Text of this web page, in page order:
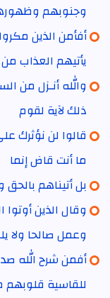
وجنوبهم
أفأمن الذين
يأتيهم العذاب
والله أنـزل من
ذلك لآية لقوم
قالوا لن نؤثرك
ما أنت قاض إنما
بل أتيناهم
وقال الذين
وعمل صالحا ولا
أفمن شرح الله
للقاسية